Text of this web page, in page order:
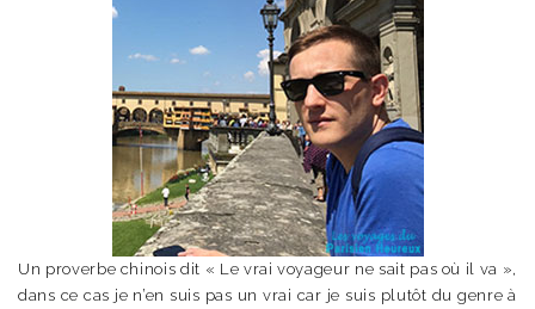
Un proverbe chinois dit « Le vrai voyageur ne sait pas où il va »,
dans ce cas je n’en suis pas un vrai car je suis plutôt du genre à